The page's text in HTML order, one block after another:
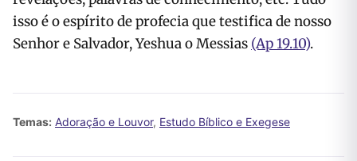
isso é o espírito de profecia que testifica de nosso
Senhor e Salvador, Yeshua o Messias (Ap 19.10).
Temas: Adoração e Louvor, Estudo Bíblico e Exegese